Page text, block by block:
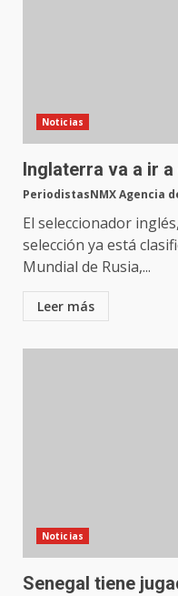
Noticias
Inglaterra va a ir
PeriodistasNMX Agencia
El seleccionador
selección ya está
Mundial de Rusia,...
Leer más
Noticias
Senegal tiene